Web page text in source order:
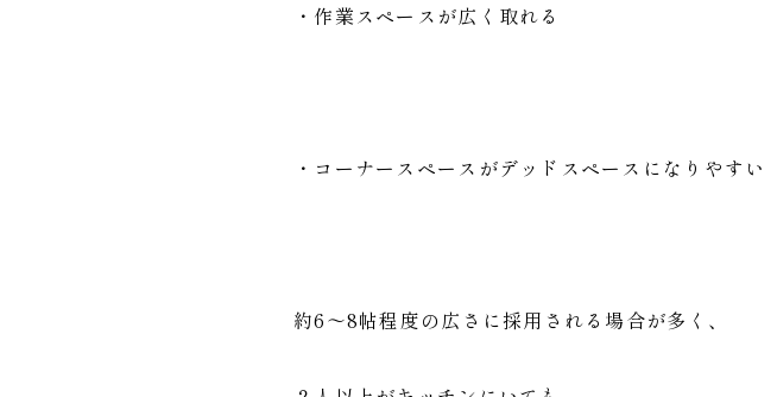
・作業スペースが広く取れる
・コーナースペースがデッドスペースになりやすい
約6～8帖程度の広さに採用される場合が多く、